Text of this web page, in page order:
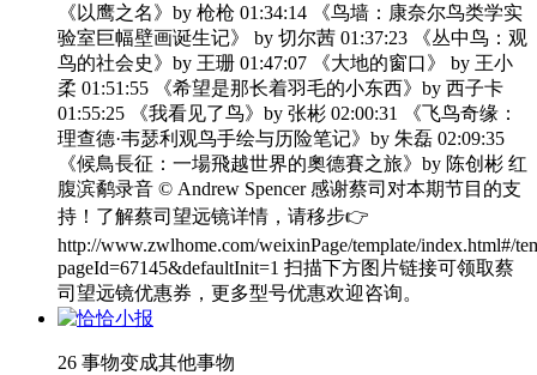
《以鹰之名》by 枪枪 01:34:14 《鸟墙：康奈尔鸟类学实
验室巨幅壁画诞生记》 by 切尔茜 01:37:23 《丛中鸟：观
鸟的社会史》by 王珊 01:47:07 《大地的窗口》 by 王小
柔 01:51:55 《希望是那长着羽毛的小东西》by 西子卡
01:55:25 《我看见了鸟》by 张彬 02:00:31 《飞鸟奇缘：
理查德·韦瑟利观鸟手绘与历险笔记》by 朱磊 02:09:35
《候鳥長征：一場飛越世界的奧德賽之旅》by 陈创彬 红
腹滨鹬录音 © Andrew Spencer 感谢蔡司对本期节目的支
持！了解蔡司望远镜详情，请移步👉
http://www.zwlhome.com/weixinPage/template/index.html#/
pageId=67145&defaultInit=1 扫描下方图片链接可领取蔡
司望远镜优惠券，更多型号优惠欢迎咨询。
26 事物变成其他事物